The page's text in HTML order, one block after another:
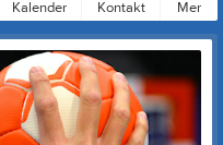
Kalender Kontakt Mer